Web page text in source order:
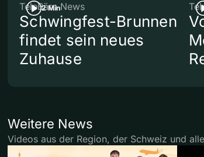
2 Min
TeleBärn News
Schwingfest-Brunnen
findet sein neues
Zuhause
Weitere News
Videos aus der Region, der Schweiz und